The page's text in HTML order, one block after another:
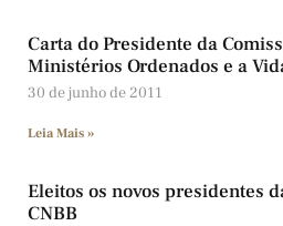
Carta do Presidente da
Ministérios Ordenados e a
30 de junho de 2011
Leia Mais »
Eleitos os novos presidentes
CNBB